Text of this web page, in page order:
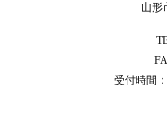
山形
受付時間